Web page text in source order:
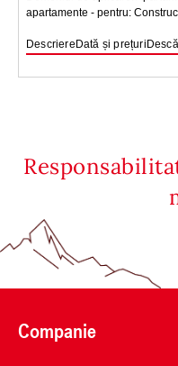
apartamente - pentru:
Descriere Dată și prețuri
Companie